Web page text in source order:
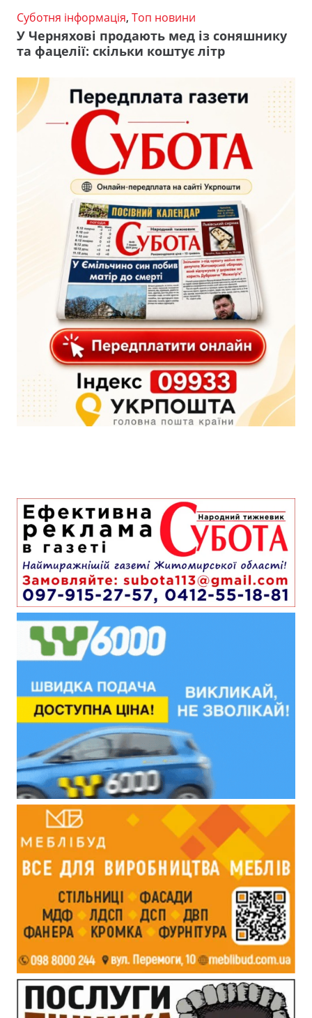
Суботня інформація, Топ новини
У Черняхові продають мед із соняшнику
та фацелії: скільки коштує літр